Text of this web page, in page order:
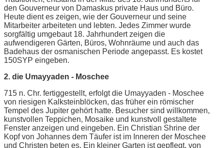
den Gouverneur von Damaskus private Haus und Büro.
Heute dient es zeigen, wie der Gouverneur und seine
Mitarbeiter arbeiteten und lebten. Jedes Zimmer wurde
sorgfältig umgebaut 18. Jahrhundert zeigen die
aufwendigeren Gärten, Büros, Wohnräume und auch das
Badehaus der osmanischen Periode angepasst. Es kostet
150SYP eingeben.
2. die Umayyaden - Moschee
715 n. Chr. fertiggestellt, erfolgt die Umayyaden - Moschee
von riesigen Kalksteinblöcken, das früher ein römischer
Tempel des Jupiter gehört hatte. Besucher sind willkommen,
kunstvollen Teppichen, Mosaike und kunstvoll gestaltete
Fenster anzeigen und eingeben. Ein Christian Shrine der
Kopf von Johannes dem Täufer ist im Inneren der Moschee
und Christen beten es. Ein kleiner Garten ist gepflegt, von